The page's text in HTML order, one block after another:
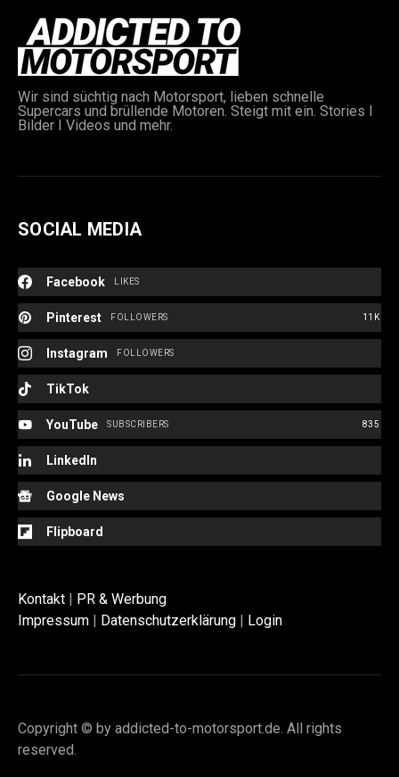
Wir sind süchtig nach Motorsport, lieben schnelle
Supercars und brüllende Motoren. Steigt mit ein. Stories I
Bilder I Videos und mehr.
SOCIAL MEDIA
Facebook LIKES
Pinterest 11K
FOLLOWERS
Instagram FOLLOWERS
TikTok
YouTube 835
SUBSCRIBERS
LinkedIn
Google News
Flipboard
Kontakt
PR & Werbung
Impressum
Datenschutzerklärung Login
Copyright © by addicted-to-motorsport.de. All rights
reserved.